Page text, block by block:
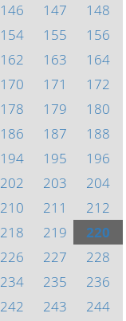
146 147
148
154 155
156
162 163
164
170 171
172
178 179
180
186 187
188
194 195
196
202 203
204
210 211
212
218 219
220
226 227
228
234 235
236
242 243
244